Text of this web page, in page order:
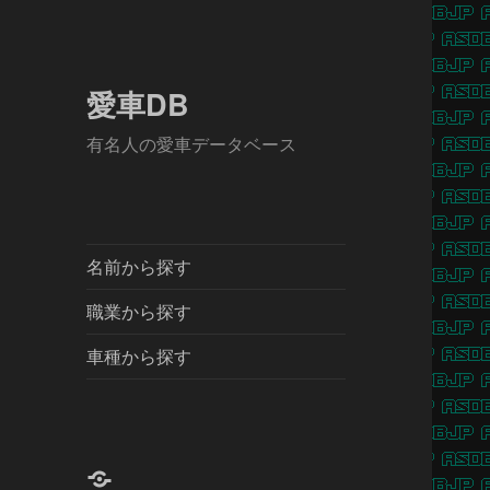
愛車DB
有名人の愛車データベース
名前から探す
職業から探す
車種から探す
X